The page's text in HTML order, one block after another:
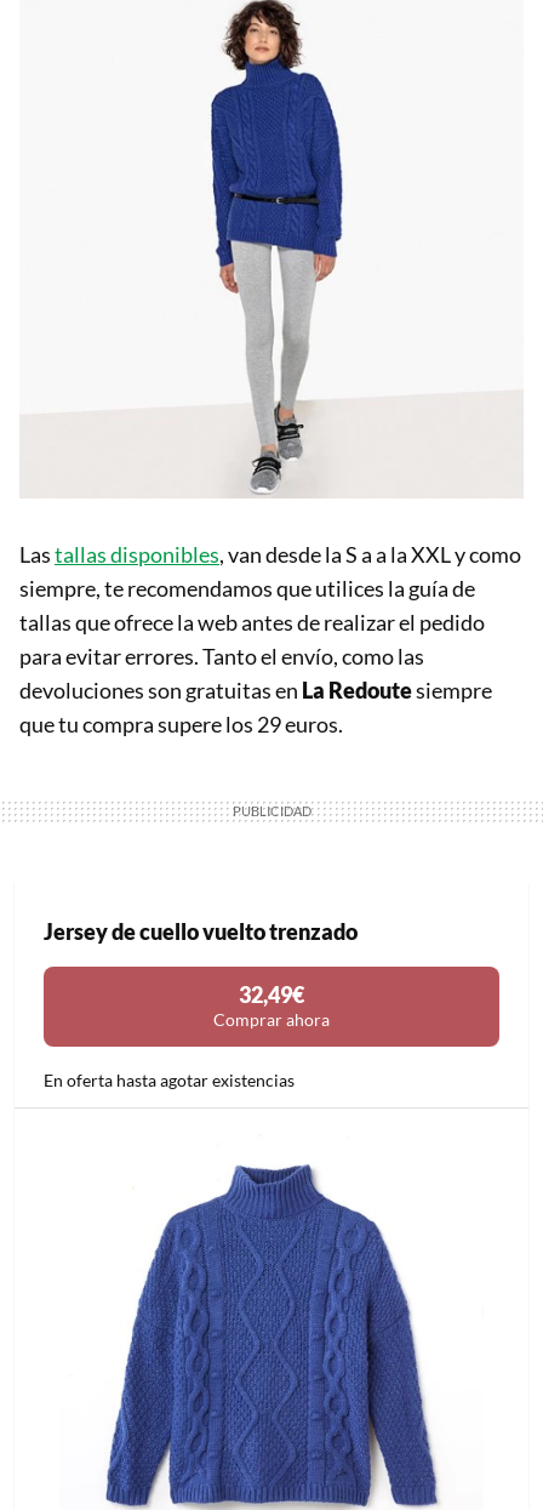
Lastallas disponibles, van desde la S a a la XXL y como
siempre, te recomendamos que utilices la guía de
tallas que ofrece la web antes de realizar el pedido
para evitar errores. Tanto el envío, como las
devoluciones son gratuitas en La Redoutesiempre
que tu compra supere los 29 euros.
Jersey de cuello vuelto trenzado
32,49€
Comprar ahora
En oferta hasta agotar existencias